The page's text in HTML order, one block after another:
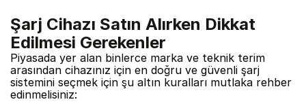
Şarj Cihazı Satın Alırken Dikkat
Edilmesi Gerekenler
Piyasada yer alan binlerce marka ve teknik terim
arasından cihazınız için en doğru ve güvenli şarj
sistemini seçmek için şu altın kuralları mutlaka rehber
edinmelisiniz: